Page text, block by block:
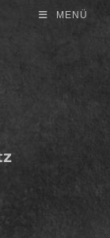
MENÜ